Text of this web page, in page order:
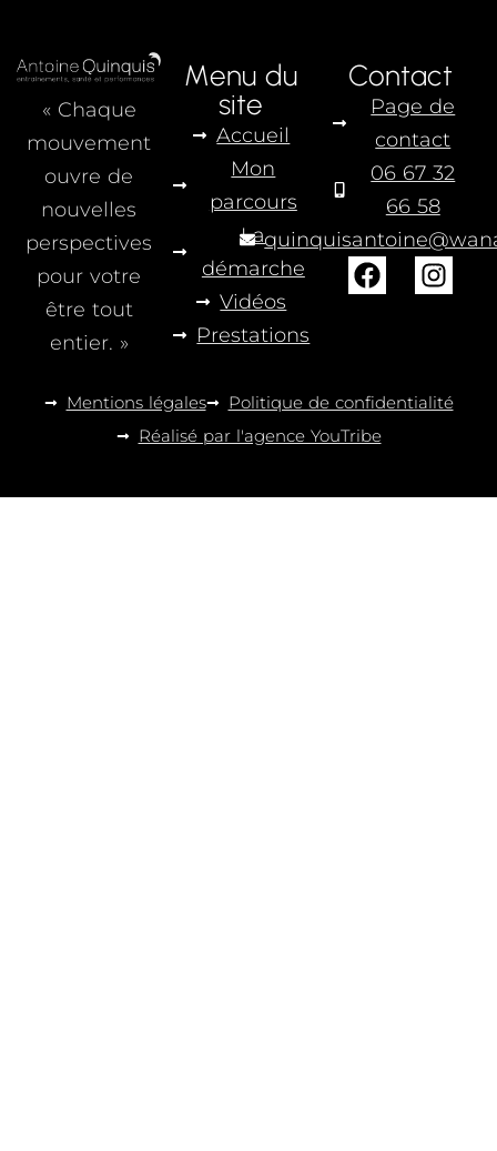
« Chaque
mouvement
ouvre de
nouvelles
perspectives
pour votre
être tout
entier. »
Menu du
site
Accueil
Mon
parcours
La
démarche
Vidéos
Prestations
Contact
Page de
contact
06 67 32
66 58
Mentions légales
Politique de confidentialité
Réalisé par l'agence YouTribe